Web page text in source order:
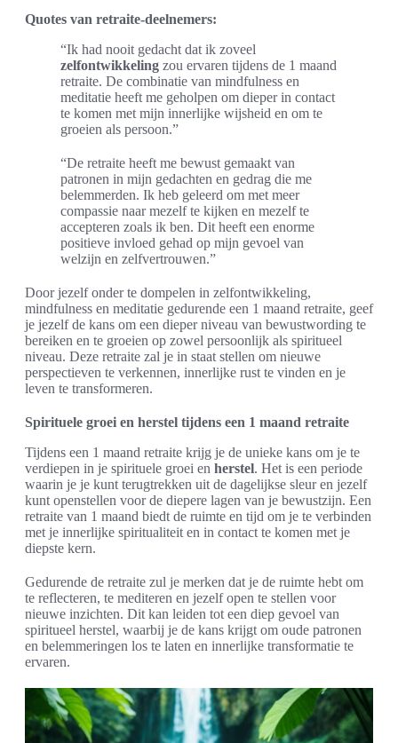
Quotes van retraite-deelnemers:
“Ik had nooit gedacht dat ik zoveel
zelfontwikkeling zou ervaren tijdens de 1 maand
retraite. De combinatie van mindfulness en
meditatie heeft me geholpen om dieper in contact
te komen met mijn innerlijke wijsheid en om te
groeien als persoon.”
“De retraite heeft me bewust gemaakt van
patronen in mijn gedachten en gedrag die me
belemmerden. Ik heb geleerd om met meer
compassie naar mezelf te kijken en mezelf te
accepteren zoals ik ben. Dit heeft een enorme
positieve invloed gehad op mijn gevoel van
welzijn en zelfvertrouwen.”
Door jezelf onder te dompelen in zelfontwikkeling,
mindfulness en meditatie gedurende een 1 maand retraite, geef
je jezelf de kans om een dieper niveau van bewustwording te
bereiken en te groeien op zowel persoonlijk als spiritueel
niveau. Deze retraite zal je in staat stellen om nieuwe
perspectieven te verkennen, innerlijke rust te vinden en je
leven te transformeren.
Spirituele groei en herstel tijdens een 1 maand retraite
Tijdens een 1 maand retraite krijg je de unieke kans om je te
verdiepen in je spirituele groei en herstel. Het is een periode
waarin je je kunt terugtrekken uit de dagelijkse sleur en jezelf
kunt openstellen voor de diepere lagen van je bewustzijn. Een
retraite van 1 maand biedt de ruimte en tijd om je te verbinden
met je innerlijke spiritualiteit en in contact te komen met je
diepste kern.
Gedurende de retraite zul je merken dat je de ruimte hebt om
te reflecteren, te mediteren en jezelf open te stellen voor
nieuwe inzichten. Dit kan leiden tot een diep gevoel van
spiritueel herstel, waarbij je de kans krijgt om oude patronen
en belemmeringen los te laten en innerlijke transformatie te
ervaren.